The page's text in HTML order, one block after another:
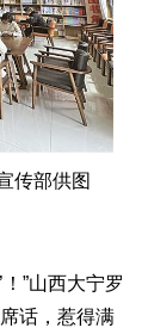
传部供图
”山西大宁罗
话，惹得满